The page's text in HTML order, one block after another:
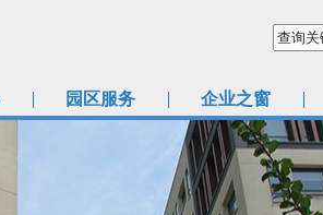
园区服务 企业之窗